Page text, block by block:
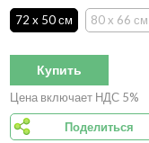
72 x 50 см 80 x 66 см
Купить
Цена включает НДС 5%
Поделиться